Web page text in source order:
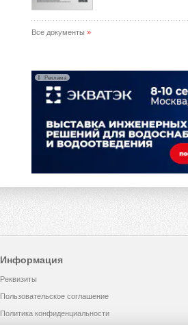
Все документы »
Реклама
Информация
Реквизиты
Пользовательское соглашение
Политика конфиденциальности